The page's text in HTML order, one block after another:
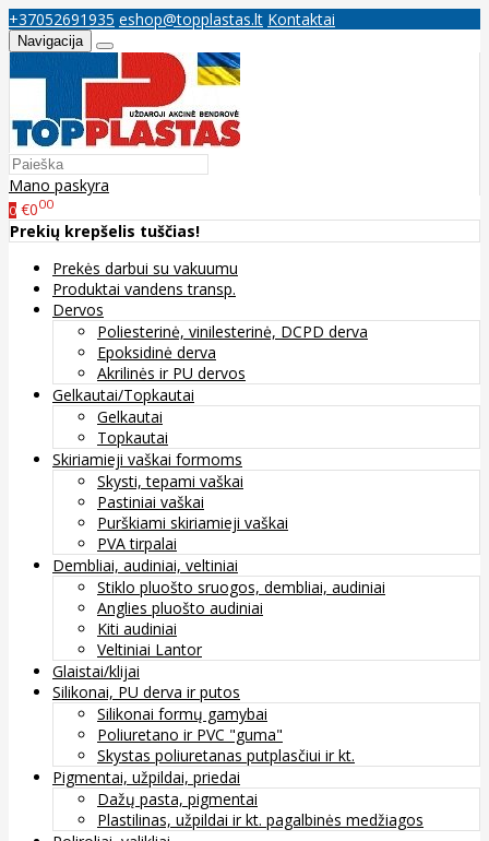
+37052691935 eshop@topplastas.lt Kontaktai
Navigacija
Mano paskyra
0 €000
Prekių krepšelis tuščias!
Prekės darbui su vakuumu
Produktai vandens transp.
Dervos
Poliesterinė, vinilesterinė, DCPD derva
Epoksidinė derva
Akrilinės ir PU dervos
Gelkautai/Topkautai
Gelkautai
Topkautai
Skiriamieji vaškai formoms
Skysti, tepami vaškai
Pastiniai vaškai
Purškiami skiriamieji vaškai
PVA tirpalai
Dembliai, audiniai, veltiniai
Stiklo pluošto sruogos, dembliai, audiniai
Anglies pluošto audiniai
Kiti audiniai
Veltiniai Lantor
Glaistai/klijai
Silikonai, PU derva ir putos
Silikonai formų gamybai
Poliuretano ir PVC "guma"
Skystas poliuretanas putplasčiui ir kt.
Pigmentai, užpildai, priedai
Dažų pasta, pigmentai
Plastilinas, užpildai ir kt. pagalbinės medžiagos